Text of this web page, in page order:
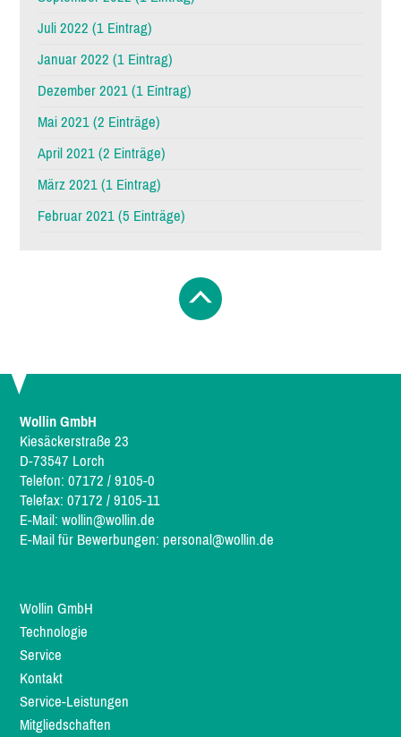
Juli 2022 (1 Eintrag)
Januar 2022 (1 Eintrag)
Dezember 2021 (1 Eintrag)
Mai 2021 (2 Einträge)
April 2021 (2 Einträge)
März 2021 (1 Eintrag)
Februar 2021 (5 Einträge)
Wollin GmbH
Kiesäckerstraße 23
D-73547 Lorch
Telefon: 07172 / 9105-0
Telefax: 07172 / 9105-11
E-Mail:wollin@wollin.de
E-Mail für Bewerbungen:personal@wollin.de
Wollin GmbH
Technologie
Service
Kontakt
Service-Leistungen
Mitgliedschaften